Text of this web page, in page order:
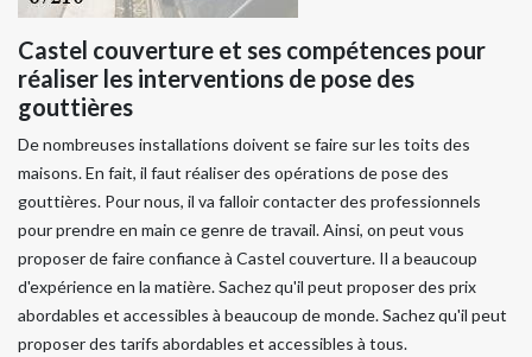
Castel couverture et ses compétences pour
réaliser les interventions de pose des
gouttières
De nombreuses installations doivent se faire sur les toits des
maisons. En fait, il faut réaliser des opérations de pose des
gouttières. Pour nous, il va falloir contacter des professionnels
pour prendre en main ce genre de travail. Ainsi, on peut vous
proposer de faire confiance à Castel couverture. Il a beaucoup
d'expérience en la matière. Sachez qu'il peut proposer des prix
abordables et accessibles à beaucoup de monde. Sachez qu'il peut
proposer des tarifs abordables et accessibles à tous.